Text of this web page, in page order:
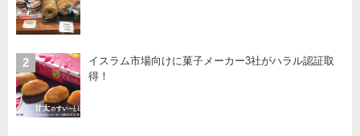
2
イスラム市場向けに菓子メーカー3社がハラル認証取
得！